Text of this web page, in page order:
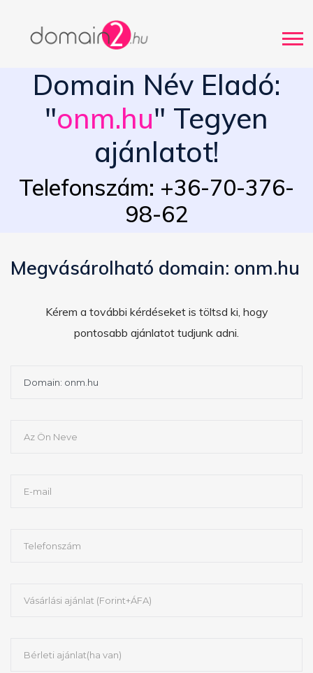
Domain Név Eladó:
"onm.hu" Tegyen
ajánlatot!
Telefonszám: +36-70-376-
98-62
Megvásárolható domain: onm.hu
Kérem a további kérdéseket is töltsd ki, hogy
pontosabb ajánlatot tudjunk adni.